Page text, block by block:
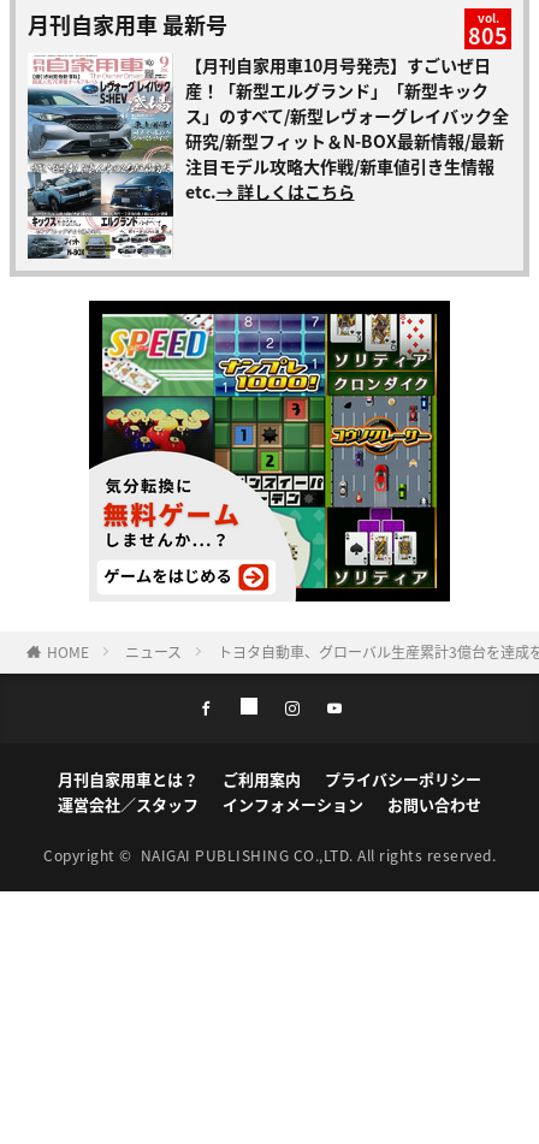
月刊自家用車 最新号 vol.
805
【月刊自家用車10月号発売】すごいぜ日
産！「新型エルグランド」「新型キック
ス」のすべて/新型レヴォーグレイバック全
研究/新型フィット＆N-BOX最新情報/最新
注目モデル攻略大作戦/新車値引き生情報
etc.→ 詳しくはこちら
HOME ニュース トヨタ自動車、グローバル生産累計3億台を達成
月刊自家用車とは？ ご利用案内
プライバシーポリシー
運営会社／スタッフ
インフォメーション お問い合わせ
Copyright © NAIGAI PUBLISHING CO.,LTD. All rights reserved.